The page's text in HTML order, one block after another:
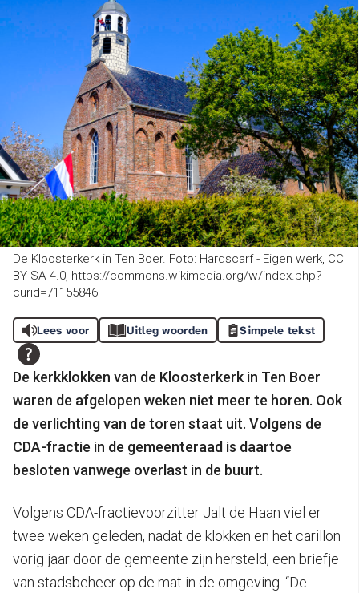
De Kloosterkerk in Ten Boer. Foto: Hardscarf - Eigen werk, CC
BY-SA 4.0, https://commons.wikimedia.org/w/index.php?
curid=71155846
Lees voor Uitleg woorden Simpele tekst
De kerkklokken van de Kloosterkerk in Ten Boer
waren de afgelopen weken niet meer te horen. Ook
de verlichting van de toren staat uit. Volgens de
CDA-fractie in de gemeenteraad is daartoe
besloten vanwege overlast in de buurt.
Volgens CDA-fractievoorzitter Jalt de Haan viel er
twee weken geleden, nadat de klokken en het carillon
vorig jaar door de gemeente zijn hersteld, een briefje
van stadsbeheer op de mat in de omgeving. “De